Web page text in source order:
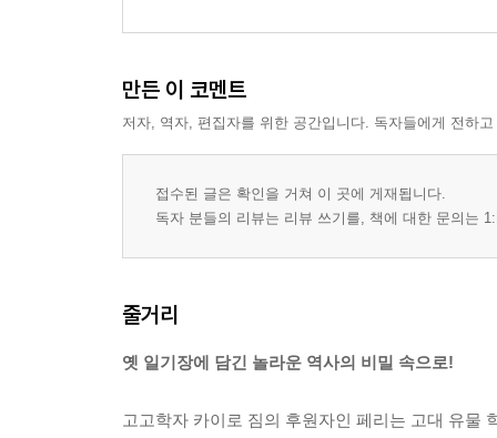
만든 이 코멘트
저자, 역자, 편집자를 위한 공간입니다. 독자들에게 전하
접수된 글은 확인을 거쳐 이 곳에 게재됩니다.
독자 분들의 리뷰는 리뷰 쓰기를, 책에 대한 문의는
줄거리
옛 일기장에 담긴 놀라운 역사의 비밀 속으로!
고고학자 카이로 짐의 후원자인 페리는 고대 유물